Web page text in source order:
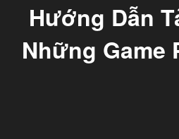
Hướng Dẫn
Những Game